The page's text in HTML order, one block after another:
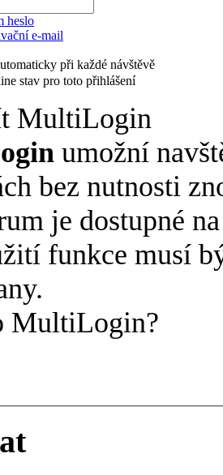
heslo
e-mail
při každé návštěvě
stav pro toto přihlášení
MultiLogin
umožní
bez nutnosti
je dostupné
funkce musí
MultiLogin?